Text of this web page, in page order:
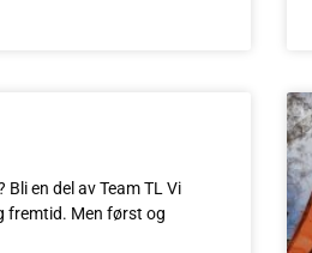
Bli en del av Team TL Vi
fremtid. Men først og